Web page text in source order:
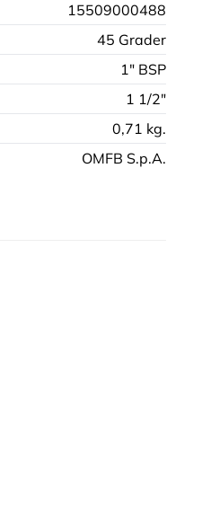
15509000488
45 Grader
1" BSP
1 1/2"
0,71 kg.
OMFB S.p.A.